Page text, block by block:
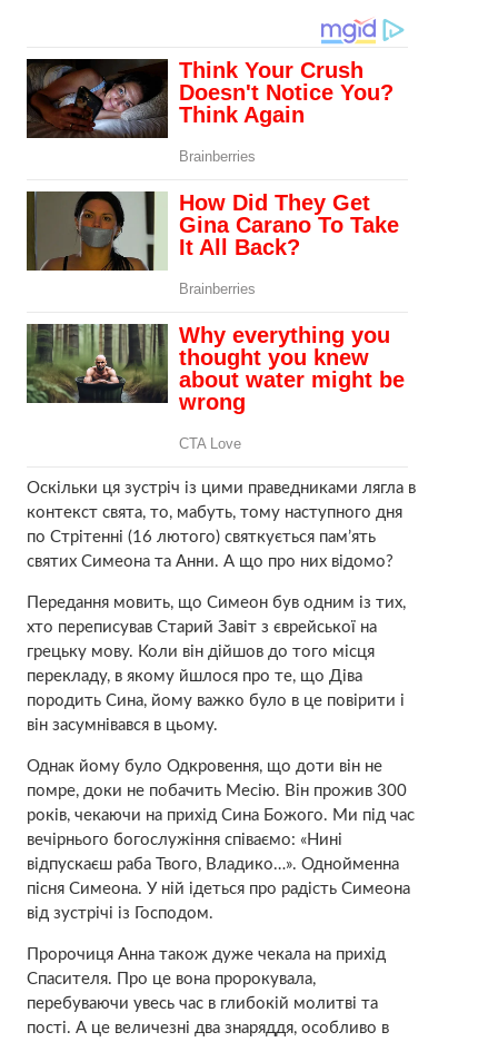
Оскільки ця зустріч із цими праведниками лягла в
контекст свята, то, мабуть, тому наступного дня
по Стрітенні (16 лютого) святкується пам’ять
святих Симеона та Анни. А що про них відомо?
Передання мовить, що Симеон був одним із тих,
хто переписував Старий Завіт з єврейської на
грецьку мову. Коли він дійшов до того місця
перекладу, в якому йшлося про те, що Діва
породить Сина, йому важко було в це повірити і
він засумнівався в цьому.
Однак йому було Одкровення, що доти він не
помре, доки не побачить Месію. Він прожив 300
років, чекаючи на прихід Сина Божого. Ми під час
вечірнього богослужіння співаємо: «Нині
відпускаєш раба Твого, Владико…». Однойменна
пісня Симеона. У ній ідеться про радість Симеона
від зустрічі із Господом.
Пророчиця Анна також дуже чекала на прихід
Спасителя. Про це вона пророкувала,
перебуваючи увесь час в глибокій молитві та
пості. А це величезні два знаряддя, особливо в